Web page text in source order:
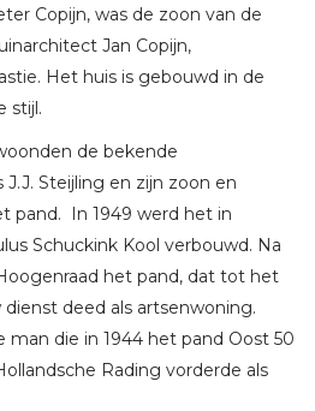
Copijn, was de zoon van de
Jan Copijn,
Het huis is gebouwd in de
stijl.
de bekende
Steijling en zijn zoon en
pand. In 1949 werd het in
Schuckink Kool verbouwd. Na
het pand, dat tot het
deed als artsenwoning.
man die in 1944 het pand Oost 50
Rading vorderde als